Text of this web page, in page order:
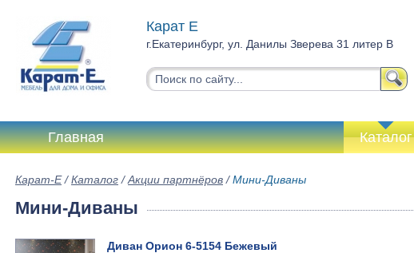
Карат Е
г.Екатеринбург, ул. Данилы Зверева 31 литер В
Главная Каталог
Карат-Е/Каталог /Акции партнёров /Мини-Диваны
Мини-Диваны
Диван Орион 6-5154 Бежевый